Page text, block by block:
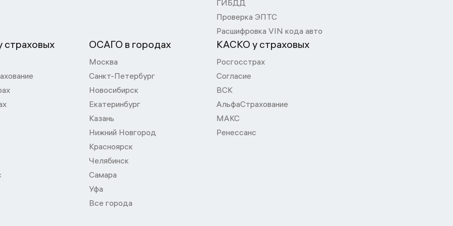
ГИБДД
Проверка ЭПТС
Расшифровка VIN кода авто
ОСАГО в городах
Москва
Санкт-Петербург
Новосибирск
Екатеринбург
Казань
Нижний Новгород
Красноярск
Челябинск
Самара
Уфа
Все города
КАСКО у страховых
Росгосстрах
Согласие
ВСК
АльфаСтрахование
МАКС
Ренессанс